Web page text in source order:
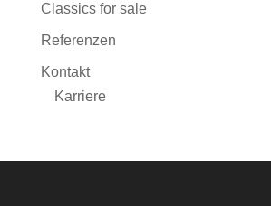
Classics for sale
Referenzen
Kontakt
Karriere